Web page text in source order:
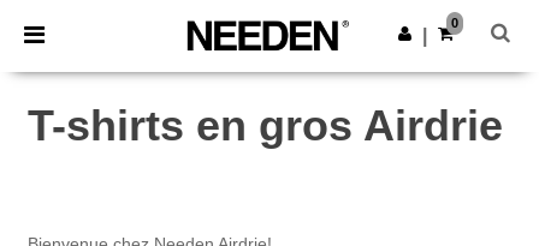
× Appli Needen
Meilleurs prix sur l’app !
Obtenir l'appli
0
T-shirts en gros Airdrie